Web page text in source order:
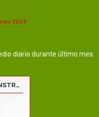
diario durante último mes